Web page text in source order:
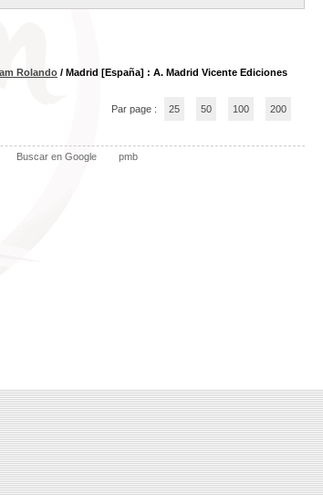
Rolando / Madrid [España] : A. Madrid Vicente Ediciones
Par page : 25 50 100 200
Buscar en Google pmb